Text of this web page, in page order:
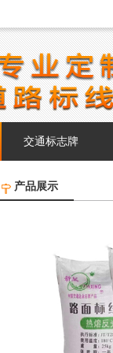
交通标志牌
产品展示